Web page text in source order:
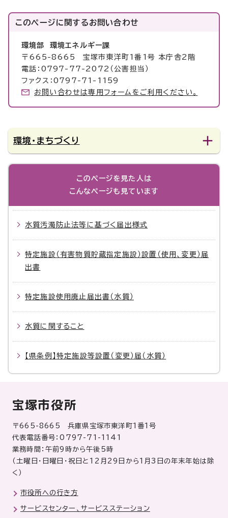
このページに関するお問い合わせ
環境部 環境エネルギー課
〒665-8665 宝塚市東洋町1番1号 本庁舎2階
電話：0797-77-2072（公害担当）
ファクス：0797-71-1159
お問い合わせは専用フォームをご利用ください。
環境・まちづくり
このページを見た人は
こんなページも見ています
水質汚濁防止法等に基づく届出様式
特定施設（有害物質貯蔵指定施設）設置（使用、変更）届
出書
特定施設使用廃止届出書（水質）
水質に関すること
【県条例】特定施設等設置（変更）届（水質）
宝塚市役所
〒665-8665 兵庫県宝塚市東洋町1番1号
代表電話番号：0797-71-1141
業務時間：午前9時から午後5時
（土曜日・日曜日・祝日と12月29日から1月3日の年末年始は除
く）
市役所への行き方
サービスセンター、サービスステーション